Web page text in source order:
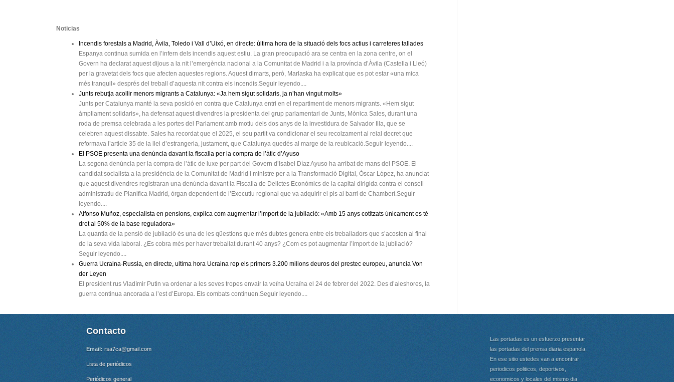
Noticias
Incendis forestals a Madrid, Àvila, Toledo i Vall d’Uixó, en directe: última hora de la situació dels focs actius i carreteres tallades
Espanya continua sumida en l’infern dels incendis aquest estiu. La gran preocupació ara se centra en la zona centre, on el
Govern ha declarat aquest dijous a la nit l’emergència nacional a la Comunitat de Madrid i a la província d’Àvila (Castella i Lleó)
per la gravetat dels focs que afecten aquestes regions. Aquest dimarts, però, Marlaska ha explicat que es pot estar «una mica
més tranquil» després del treball d’aquesta nit contra els incendis.Seguir leyendo....
Junts rebutja acollir menors migrants a Catalunya: «Ja hem sigut solidaris, ja n’han vingut molts»
Junts per Catalunya manté la seva posició en contra que Catalunya entri en el repartiment de menors migrants. «Hem sigut
àmpliament solidaris», ha defensat aquest divendres la presidenta del grup parlamentari de Junts, Mònica Sales, durant una
roda de premsa celebrada a les portes del Parlament amb motiu dels dos anys de la investidura de Salvador Illa, que se
celebren aquest dissabte. Sales ha recordat que el 2025, el seu partit va condicionar el seu recolzament al reial decret que
reformava l’article 35 de la llei d’estrangeria, justament, que Catalunya quedés al marge de la reubicació.Seguir leyendo....
El PSOE presenta una denúncia davant la fiscalia per la compra de l’àtic d’Ayuso
La segona denúncia per la compra de l’àtic de luxe per part del Govern d’Isabel Díaz Ayuso ha arribat de mans del PSOE. El
candidat socialista a la presidència de la Comunitat de Madrid i ministre per a la Transformació Digital, Óscar López, ha anunciat
que aquest divendres registraran una denúncia davant la Fiscalia de Delictes Econòmics de la capital dirigida contra el consell
administratiu de Planifica Madrid, òrgan dependent de l’Executiu regional que va adquirir el pis al barri de Chamberí.Seguir
leyendo....
Alfonso Muñoz, especialista en pensions, explica com augmentar l’import de la jubilació: «Amb 15 anys cotitzats únicament es té
dret al 50% de la base reguladora»
La quantia de la pensió de jubilació és una de les qüestions que més dubtes genera entre els treballadors que s’acosten al final
de la seva vida laboral. ¿Es cobra més per haver treballat durant 40 anys? ¿Com es pot augmentar l’import de la jubilació?
Seguir leyendo....
Guerra Ucraina-Russia, en directe, ultima hora Ucraina rep els primers 3.200 milions deuros del prestec europeu, anuncia Von
der Leyen
El president rus Vladímir Putin va ordenar a les seves tropes envair la veïna Ucraïna el 24 de febrer del 2022. Des d’aleshores, la
guerra continua ancorada a l’est d’Europa. Els combats continuen.Seguir leyendo....
Contacto
Email: rsa7ca@gmail.com
Lista de periódicos
Periódicos general
Las portadas es un esfuerzo presentar
las portadas del prensa diaria espanola.
En ese sitio ustedes van a encontrar
periodicos politicos, deportivos,
economicos y locales del mismo dia